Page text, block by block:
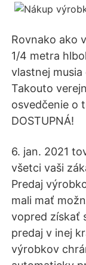
Rovnako ako
1/4 metra
vlastnej
Takouto
osvedčenie o
DOSTUPNÁ!
6. jan. 2021
všetci vaši
Predaj
mali mať
vopred získať
predaj v inej
výrobkov